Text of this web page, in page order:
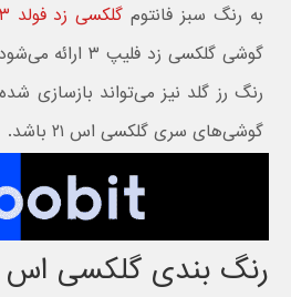
به رنگ سبز فانتوم گلکسی زد فولد ۳
گوشی گلکسی زد
رنگ رز گلد نیز می‌تواند بازسازی
گوشی‌های سری گلکسی اس ۲۱ باشد.
رنگ بندی گلکسی اس ۲۲ سامسونگ